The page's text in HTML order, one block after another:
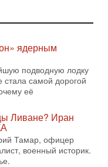
с
список
ядерным
подводную лодку
самой дорогой
её
Ливане? Иран
Тамар, офицер
военный историк.